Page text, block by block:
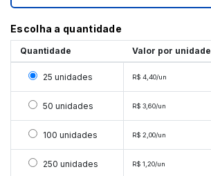
Escolha a quantidade
Quantidade Valor por unidade
Selecionar 25 unidades
25 unidades R$ 4,40/un
Selecionar 50 unidades
50 unidades R$ 3,60/un
Selecionar 100 unidades
100 unidades R$ 2,00/un
Selecionar 250 unidades
250 unidades R$ 1,20/un